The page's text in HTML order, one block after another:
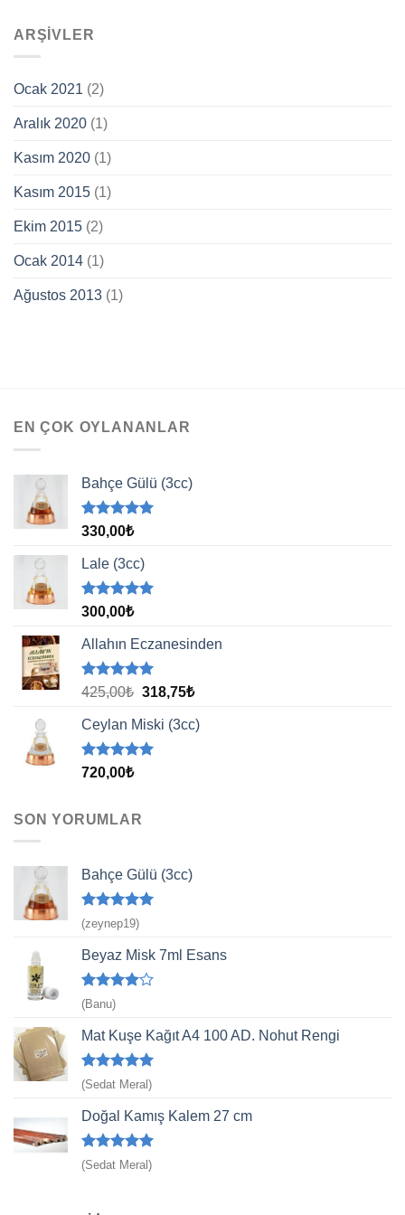
ARŞIVLER
Ocak 2021 (2)
Aralık 2020 (1)
Kasım 2020 (1)
Kasım 2015 (1)
Ekim 2015 (2)
Ocak 2014 (1)
Ağustos 2013 (1)
EN ÇOK OYLANANLAR
Bahçe Gülü (3cc)
5 üzerinden
aldı
330,00₺
Lale (3cc)
5 üzerinden
aldı
300,00₺
Allahın Eczanesinden
5 üzerinden
aldı
425,00₺ Orijinal
425,00₺.
318,75₺Şu
fiyat:
Ceylan Miski (3cc)
5 üzerinden
720,00₺
SON YORUMLAR
Bahçe Gülü (3cc)
5 üzerinden
5
oy aldı
(zeynep19)
Beyaz Misk 7ml Esans
5
üzerinden
4oy aldı
(Banu)
Mat Kuşe Kağıt A4 100 AD. Nohut Rengi
5 üzerinden
5
(Sedat Meral)
Doğal Kamış Kalem 27 cm
5 üzerinden
5
(Sedat Meral)